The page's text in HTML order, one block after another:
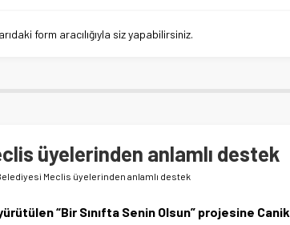
form aracılığıyla siz yapabilirsiniz.
üyelerinden anlamlı destek
Meclis üyelerinden anlamlı destek
“Bir Sınıfta Senin Olsun” projesine Canik